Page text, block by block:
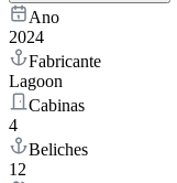
Ano
2024
Fabricante
Lagoon
Cabinas
4
Beliches
12